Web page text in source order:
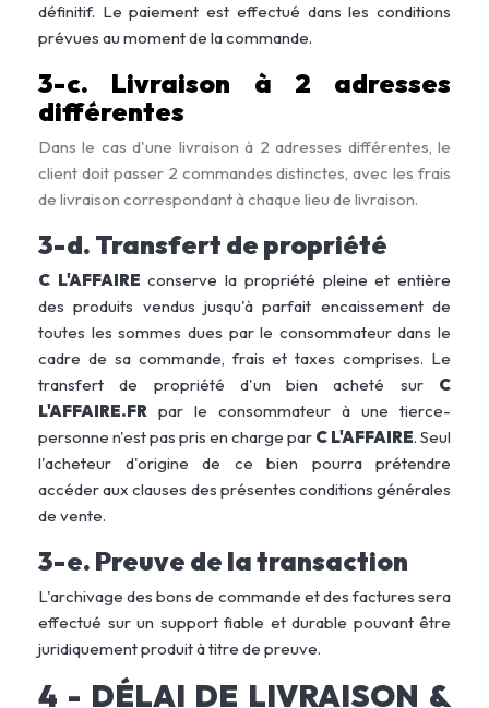
définitif. Le paiement est effectué dans les conditions
prévues au moment de la commande.
3-c. Livraison à 2 adresses
différentes
Dans le cas d'une livraison à 2 adresses différentes, le
client doit passer 2 commandes distinctes, avec les frais
de livraison correspondant à chaque lieu de livraison.
3-d. Transfert de propriété
C L'AFFAIRE conserve la propriété pleine et entière
des produits vendus jusqu'à parfait encaissement de
toutes les sommes dues par le consommateur dans le
cadre de sa commande, frais et taxes comprises. Le
transfert de propriété d'un bien acheté sur C
L'AFFAIRE.FR par le consommateur à une tierce-
personne n'est pas pris en charge par C L'AFFAIRE. Seul
l'acheteur d'origine de ce bien pourra prétendre
accéder aux clauses des présentes conditions générales
de vente.
3-e. Preuve de la transaction
L'archivage des bons de commande et des factures sera
effectué sur un support fiable et durable pouvant être
juridiquement produit à titre de preuve.
4 - DÉLAI DE LIVRAISON &